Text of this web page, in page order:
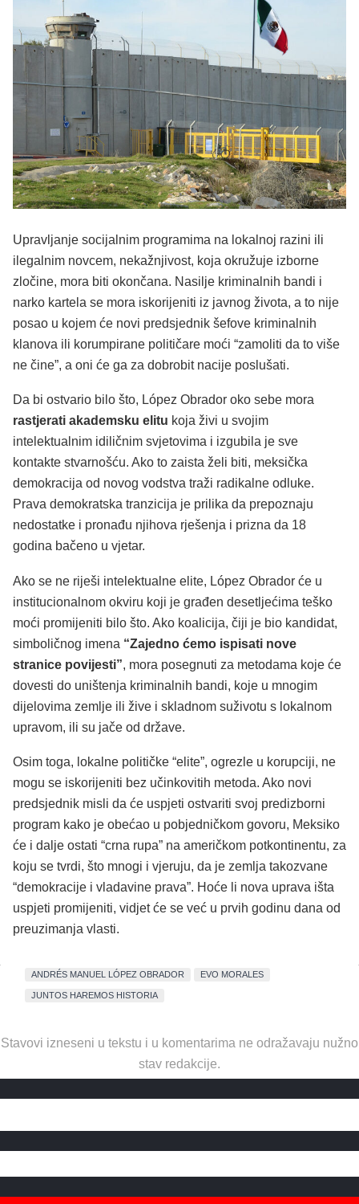
Upravljanje socijalnim programima na lokalnoj razini ili
ilegalnim novcem, nekažnjivost, koja okružuje izborne
zločine, mora biti okončana. Nasilje kriminalnih bandi i
narko kartela se mora iskorijeniti iz javnog života, a to nije
posao u kojem će novi predsjednik šefove kriminalnih
klanova ili korumpirane političare moći “zamoliti da to više
ne čine”, a oni će ga za dobrobit nacije poslušati.
Da bi ostvario bilo što, López Obrador oko sebe mora
rastjerati akademsku elitu koja živi u svojim
intelektualnim idiličnim svjetovima i izgubila je sve
kontakte stvarnošću. Ako to zaista želi biti, meksička
demokracija od novog vodstva traži radikalne odluke.
Prava demokratska tranzicija je prilika da prepoznaju
nedostatke i pronađu njihova rješenja i prizna da 18
godina bačeno u vjetar.
Ako se ne riješi intelektualne elite, López Obrador će u
institucionalnom okviru koji je građen desetljećima teško
moći promijeniti bilo što. Ako koalicija, čiji je bio kandidat,
simboličnog imena “Zajedno ćemo ispisati nove
stranice povijesti”, mora posegnuti za metodama koje će
dovesti do uništenja kriminalnih bandi, koje u mnogim
dijelovima zemlje ili žive i skladnom suživotu s lokalnom
upravom, ili su jače od države.
Osim toga, lokalne političke “elite”, ogrezle u korupciji, ne
mogu se iskorijeniti bez učinkovitih metoda. Ako novi
predsjednik misli da će uspjeti ostvariti svoj predizborni
program kako je obećao u pobjedničkom govoru, Meksiko
će i dalje ostati “crna rupa” na američkom potkontinentu, za
koju se tvrdi, što mnogi i vjeruju, da je zemlja takozvane
“demokracije i vladavine prava”. Hoće li nova uprava išta
uspjeti promijeniti, vidjet će se već u prvih godinu dana od
preuzimanja vlasti.
ANDRÉS MANUEL LÓPEZ OBRADOR EVO MORALES
JUNTOS HAREMOS HISTORIA
Stavovi izneseni u tekstu i u komentarima ne odražavaju nužno
stav redakcije.